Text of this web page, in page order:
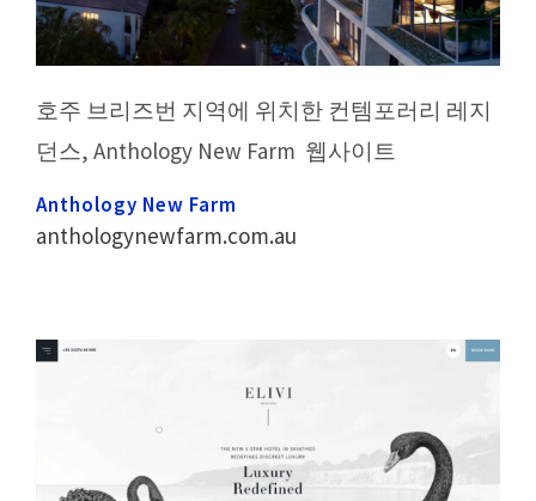
호주 브리즈번 지역에 위치한 컨템포러리 레지
던스, Anthology New Farm 웹사이트
Anthology New Farm
anthologynewfarm.com.au